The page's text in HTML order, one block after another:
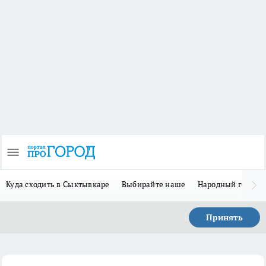
Куда сходить в Сыктывкаре Выбирайте наше Народный герой
Принять